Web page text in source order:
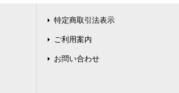
特定商取引法表示
ご利用案内
お問い合わせ